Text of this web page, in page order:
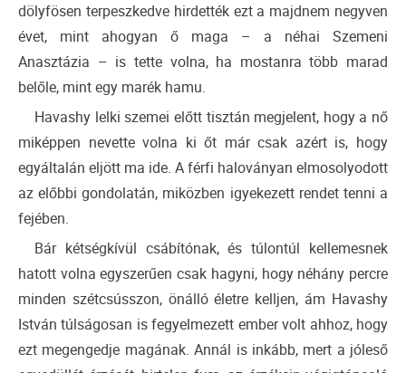
dölyfösen terpeszkedve hirdették ezt a majdnem negyven
évet, mint ahogyan ő maga – a néhai Szemeni
Anasztázia – is tette volna, ha mostanra több marad
belőle, mint egy marék hamu.
Havashy lelki szemei előtt tisztán megjelent, hogy a nő
miképpen nevette volna ki őt már csak azért is, hogy
egyáltalán eljött ma ide. A férfi haloványan elmosolyodott
az előbbi gondolatán, miközben igyekezett rendet tenni a
fejében.
Bár kétségkívül csábítónak, és túlontúl kellemesnek
hatott volna egyszerűen csak hagyni, hogy néhány percre
minden szétcsússzon, önálló életre kelljen, ám Havashy
István túlságosan is fegyelmezett ember volt ahhoz, hogy
ezt megengedje magának. Annál is inkább, mert a jóleső